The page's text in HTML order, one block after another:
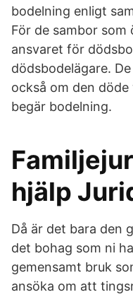
bodelning enligt
För de sambor
ansvaret för
dödsbodelägare.
också om den
begär bodelning.
hjälp
Då är det bara den
det bohag som ni
gemensamt bruk
ansöka om att